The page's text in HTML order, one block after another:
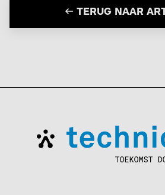
TERUG NAAR